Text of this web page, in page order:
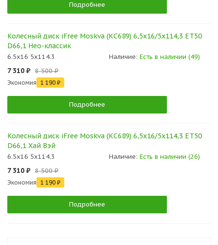
Подробнее
Колесный диск iFree Moskva (КС689) 6,5x16/5x114,3 ET50
D66,1 Нео-классик
6.5x16 5x114.3 Наличие: Есть в наличии (49)
7 310 ₽ 8 500 ₽
Экономия 1 190 ₽
Подробнее
Колесный диск iFree Moskva (КС689) 6,5x16/5x114,3 ET50
D66,1 Хай Вэй
6.5x16 5x114.3 Наличие: Есть в наличии (26)
7 310 ₽ 8 500 ₽
Экономия 1 190 ₽
Подробнее